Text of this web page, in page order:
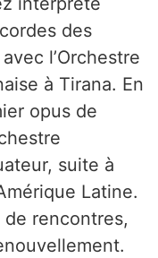
des
l’Orchestre
à Tirana. En
opus de
suite à
Latine.
rencontres,